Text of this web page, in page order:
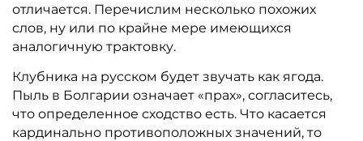
отличается. Перечислим несколько похожих
слов, ну или по крайне мере имеющихся
аналогичную трактовку.
Клубника на русском будет звучать как ягода.
Пыль в Болгарии означает «прах», согласитесь,
что определенное сходство есть. Что касается
кардинально противоположных значений, то